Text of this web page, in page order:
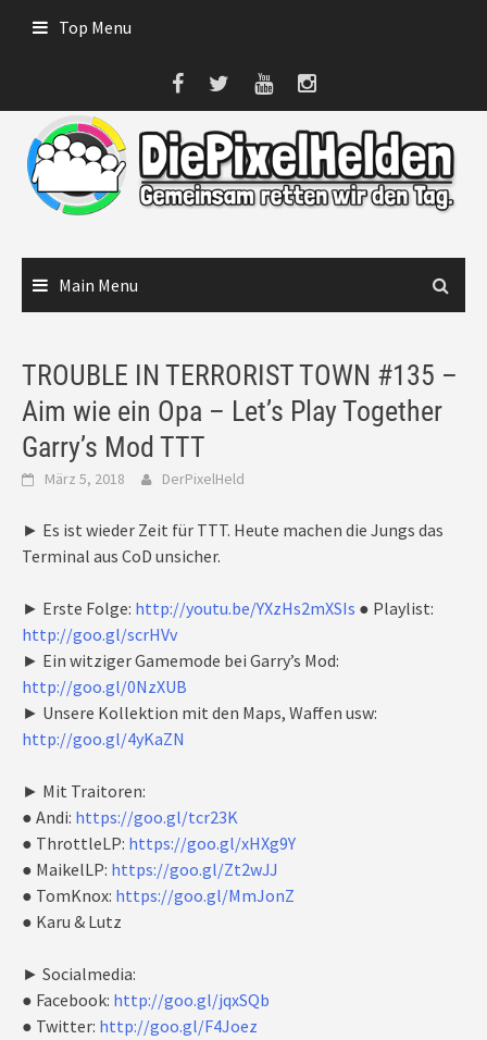
Top Menu
Main Menu
TROUBLE IN TERRORIST TOWN #135 –
Aim wie ein Opa – Let’s Play Together
Garry’s Mod TTT
März 5, 2018 DerPixelHeld
► Es ist wieder Zeit für TTT. Heute machen die Jungs das
Terminal aus CoD unsicher.
► Erste Folge: http://youtu.be/YXzHs2mXSIs ● Playlist:
http://goo.gl/scrHVv
► Ein witziger Gamemode bei Garry’s Mod:
http://goo.gl/0NzXUB
► Unsere Kollektion mit den Maps, Waffen usw:
http://goo.gl/4yKaZN
► Mit Traitoren:
● Andi: https://goo.gl/tcr23K
● ThrottleLP: https://goo.gl/xHXg9Y
● MaikelLP: https://goo.gl/Zt2wJJ
● TomKnox: https://goo.gl/MmJonZ
● Karu & Lutz
► Socialmedia:
● Facebook: http://goo.gl/jqxSQb
● Twitter: http://goo.gl/F4Joez